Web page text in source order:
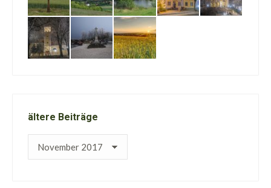
ältere Beiträge
ältere